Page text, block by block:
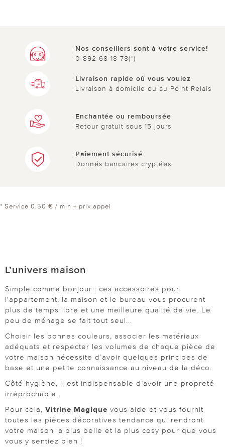
Nos conseillers sont à votre service!
0 892 68 18 78(*)
Livraison rapide où vous voulez
Livraison à domicile ou au Point Relais
Enchantée ou remboursée
Retour gratuit sous 15 jours
Paiement sécurisé
Donnés bancaires cryptées
* Service 0,50 € / min + prix appel
L’univers maison
Simple comme bonjour : ces accessoires pour
l'appartement, la maison et le bureau vous procurent
plus de temps libre et une meilleure qualité de vie. Le
peu de ménage se fait tout seul...
Choisir les bonnes couleurs, associer les matériaux
adéquats et respecter les volumes de chaque pièce de
votre maison nécessite d’avoir quelques principes de
base et une petite connaissance au niveau de la déco.
Côté hygiène, il est indispensable d’avoir une propreté
irréprochable.
Pour cela, Vitrine Magique vous aide et vous fournit
toutes les pièces décoratives tendance qui rendront
votre maison la plus belle et la plus cosy pour que vous
vous y sentiez bien !